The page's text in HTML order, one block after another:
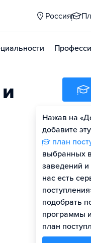
Россия
Нажав на
добавите
план
выбранных
заведений
нас есть
подобрать
программы
план